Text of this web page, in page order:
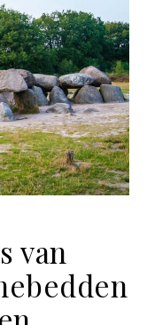
van